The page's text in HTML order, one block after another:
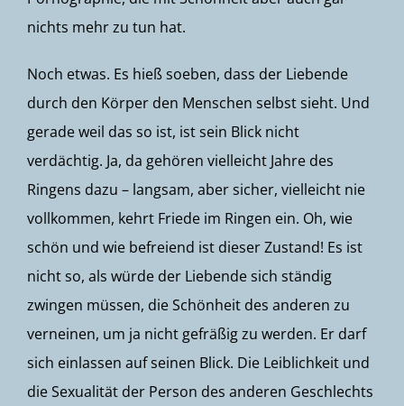
nichts mehr zu tun hat.
Noch etwas. Es hieß soeben, dass der Liebende
durch den Körper den Menschen selbst sieht. Und
gerade weil das so ist, ist sein Blick nicht
verdächtig. Ja, da gehören vielleicht Jahre des
Ringens dazu – langsam, aber sicher, vielleicht nie
vollkommen, kehrt Friede im Ringen ein. Oh, wie
schön und wie befreiend ist dieser Zustand! Es ist
nicht so, als würde der Liebende sich ständig
zwingen müssen, die Schönheit des anderen zu
verneinen, um ja nicht gefräßig zu werden. Er darf
sich einlassen auf seinen Blick. Die Leiblichkeit und
die Sexualität der Person des anderen Geschlechts